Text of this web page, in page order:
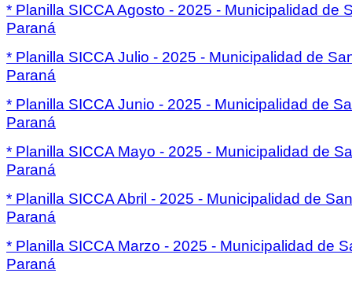
* Planilla SICCA Agosto - 2025 - Municipalidad de
Paraná
* Planilla SICCA Julio - 2025 - Municipalidad de
Paraná
* Planilla SICCA Junio - 2025 - Municipalidad de
Paraná
* Planilla SICCA Mayo - 2025 - Municipalidad de
Paraná
* Planilla SICCA Abril - 2025 - Municipalidad de
Paraná
* Planilla SICCA Marzo - 2025 - Municipalidad de
Paraná